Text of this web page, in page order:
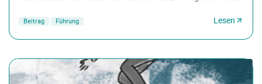
Beitrag Führung Lesen